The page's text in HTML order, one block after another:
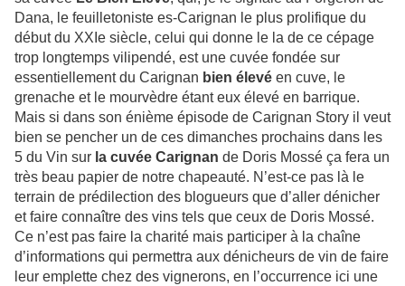
Dana, le feuilletoniste es-Carignan le plus prolifique du
début du XXIe siècle, celui qui donne le la de ce cépage
trop longtemps vilipendé, est une cuvée fondée sur
essentiellement du Carignan bien élevé en cuve, le
grenache et le mourvèdre étant eux élevé en barrique.
Mais si dans son énième épisode de Carignan Story il veut
bien se pencher un de ces dimanches prochains dans les
5 du Vin sur la cuvée Carignan de Doris Mossé ça fera un
très beau papier de notre chapeauté. N’est-ce pas là le
terrain de prédilection des blogueurs que d’aller dénicher
et faire connaître des vins tels que ceux de Doris Mossé.
Ce n’est pas faire la charité mais participer à la chaîne
d’informations qui permettra aux dénicheurs de vin de faire
leur emplette chez des vignerons, en l’occurrence ici une